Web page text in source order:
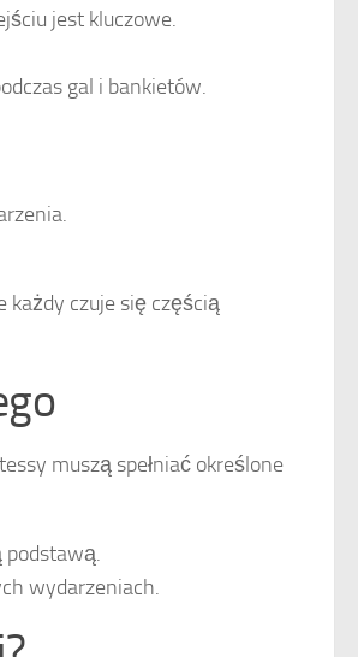
jest kluczowe.
gal i bankietów.
każdy czuje się częścią
muszą spełniać określone
podstawą.
wydarzeniach.